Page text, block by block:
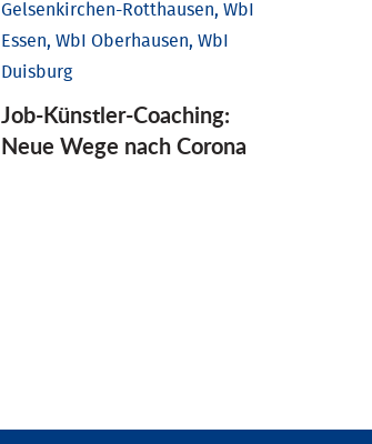
Gelsenkirchen-Rotthausen, WbI
Essen, WbI Oberhausen, WbI
Duisburg
Job-Künstler-Coaching:
Neue Wege nach Corona